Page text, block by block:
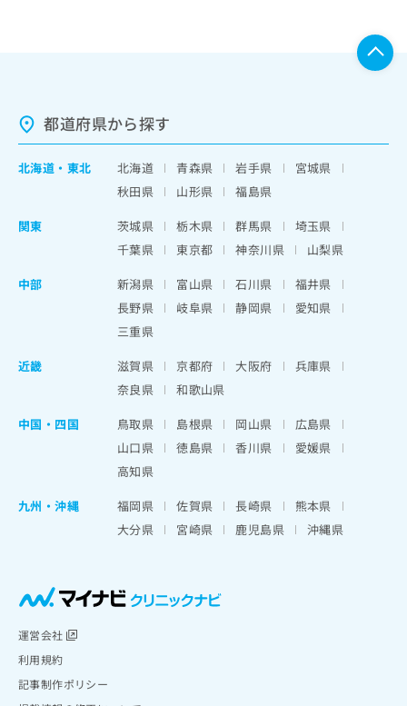
都道府県から探す
北海道 ・ 東北 北海道 青森県 岩手県
宮城県
秋田県
山形県
福島県
関東
茨城県 栃木県 群馬県
埼玉県
千葉県
東京都 神奈川県
山梨県
中部
新潟県 富山県 石川県
福井県
長野県
岐阜県 静岡県
愛知県
三重県
近畿
滋賀県 京都府 大阪府
兵庫県
奈良県
和歌山県
中国・四国
鳥取県 島根県 岡山県
広島県
山口県
徳島県 香川県
愛媛県
高知県
九州・沖縄
福岡県 佐賀県 長崎県
熊本県
大分県
宮崎県 鹿児島県 沖縄県
運営会社
利用規約
記事制作ポリシー